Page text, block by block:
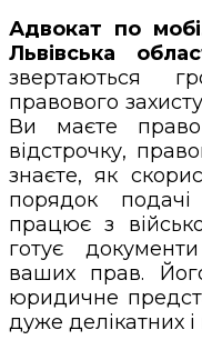
Адвокат по
Львівська
звертаються
правового
Ви маєте
відстрочку,
знаєте, як
порядок
працює з
готує
ваших прав.
юридичне
дуже делікатних